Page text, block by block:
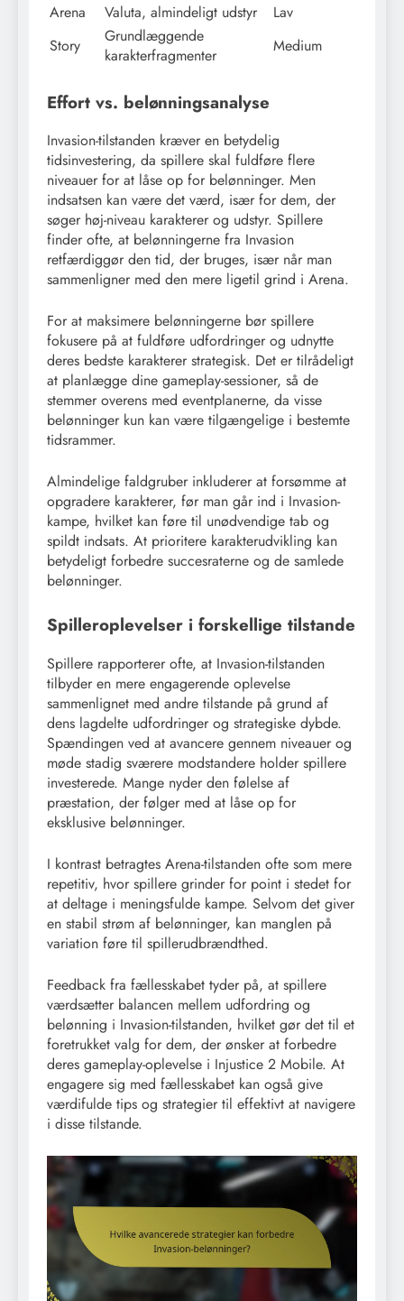
Arena
Valuta, almindeligt udstyr
Lav
Story
Grundlæggende
karakterfragmenter
Medium
Effort vs. belønningsanalyse
Invasion-tilstanden kræver en betydelig
tidsinvestering, da spillere skal fuldføre flere
niveauer for at låse op for belønninger. Men
indsatsen kan være det værd, især for dem, der
søger høj-niveau karakterer og udstyr. Spillere
finder ofte, at belønningerne fra Invasion
retfærdiggør den tid, der bruges, især når man
sammenligner med den mere ligetil grind i Arena.
For at maksimere belønningerne bør spillere
fokusere på at fuldføre udfordringer og udnytte
deres bedste karakterer strategisk. Det er tilrådeligt
at planlægge dine gameplay-sessioner, så de
stemmer overens med eventplanerne, da visse
belønninger kun kan være tilgængelige i bestemte
tidsrammer.
Almindelige faldgruber inkluderer at forsømme at
opgradere karakterer, før man går ind i Invasion-
kampe, hvilket kan føre til unødvendige tab og
spildt indsats. At prioritere karakterudvikling kan
betydeligt forbedre succesraterne og de samlede
belønninger.
Spilleroplevelser i forskellige tilstande
Spillere rapporterer ofte, at Invasion-tilstanden
tilbyder en mere engagerende oplevelse
sammenlignet med andre tilstande på grund af
dens lagdelte udfordringer og strategiske dybde.
Spændingen ved at avancere gennem niveauer og
møde stadig sværere modstandere holder spillere
investerede. Mange nyder den følelse af
præstation, der følger med at låse op for
eksklusive belønninger.
I kontrast betragtes Arena-tilstanden ofte som mere
repetitiv, hvor spillere grinder for point i stedet for
at deltage i meningsfulde kampe. Selvom det giver
en stabil strøm af belønninger, kan manglen på
variation føre til spillerudbrændthed.
Feedback fra fællesskabet tyder på, at spillere
værdsætter balancen mellem udfordring og
belønning i Invasion-tilstanden, hvilket gør det til et
foretrukket valg for dem, der ønsker at forbedre
deres gameplay-oplevelse i Injustice 2 Mobile. At
engagere sig med fællesskabet kan også give
værdifulde tips og strategier til effektivt at navigere
i disse tilstande.